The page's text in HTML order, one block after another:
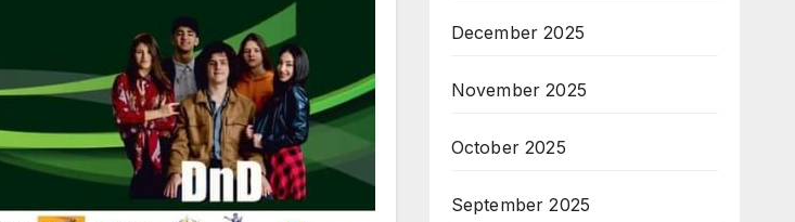
December 2025
November 2025
October 2025
September 2025